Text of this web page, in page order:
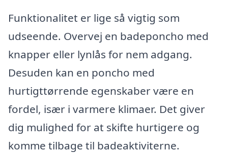
Funktionalitet er lige så vigtig som
udseende. Overvej en badeponcho med
knapper eller lynlås for nem adgang.
Desuden kan en poncho med
hurtigttørrende egenskaber være en
fordel, især i varmere klimaer. Det giver
dig mulighed for at skifte hurtigere og
komme tilbage til badeaktiviterne.